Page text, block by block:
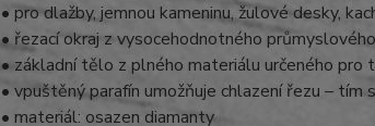
• pro dlažby, jemnou kameninu, žulové desky,
• řezací okraj z vysocehodnotného
• základní tělo z plného materiálu určeného pro
• vpuštěný parafín umožňuje chlazení řezu –
• materiál: osazen diamanty